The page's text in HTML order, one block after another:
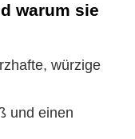
warum sie
würzige
und einen